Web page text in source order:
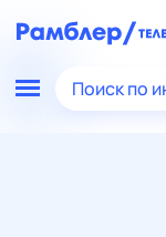
Поиск по